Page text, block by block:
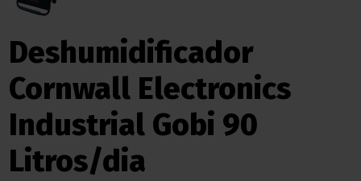
Deshumidificador
Cornwall Electronics
Industrial Gobi 90
Litros/dia